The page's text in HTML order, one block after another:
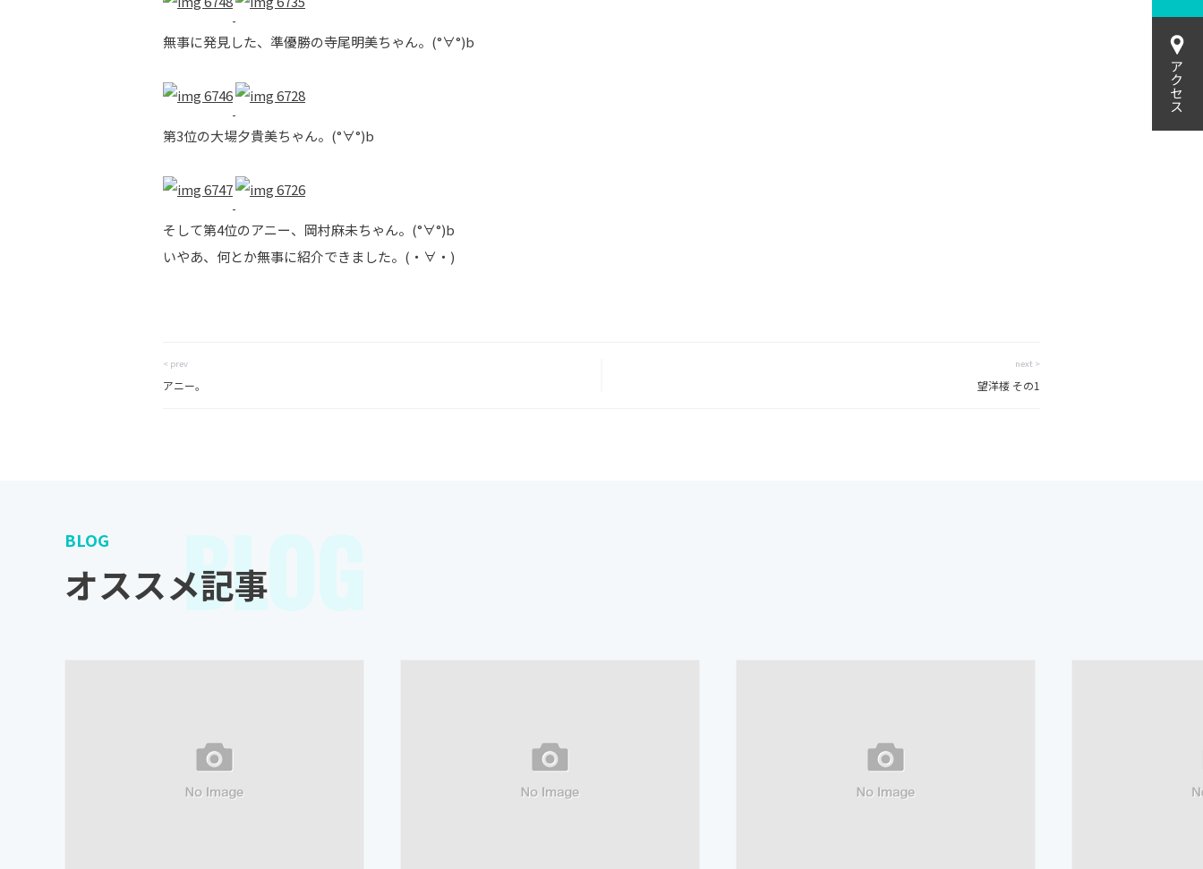
アクセス
無事に発見した、準優勝の寺尾明美ちゃん。(°∀°)b
第3位の大場夕貴美ちゃん。(°∀°)b
そして第4位のアニー、岡村麻未ちゃん。(°∀°)b
いやあ、何とか無事に紹介できました。(・∀・)
< prev
アニー。
next >
望洋楼 その1
BLOG
オススメ記事
BLOG